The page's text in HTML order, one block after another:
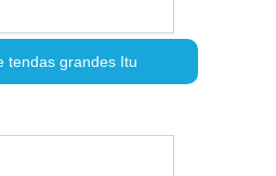
tendas grandes Itu